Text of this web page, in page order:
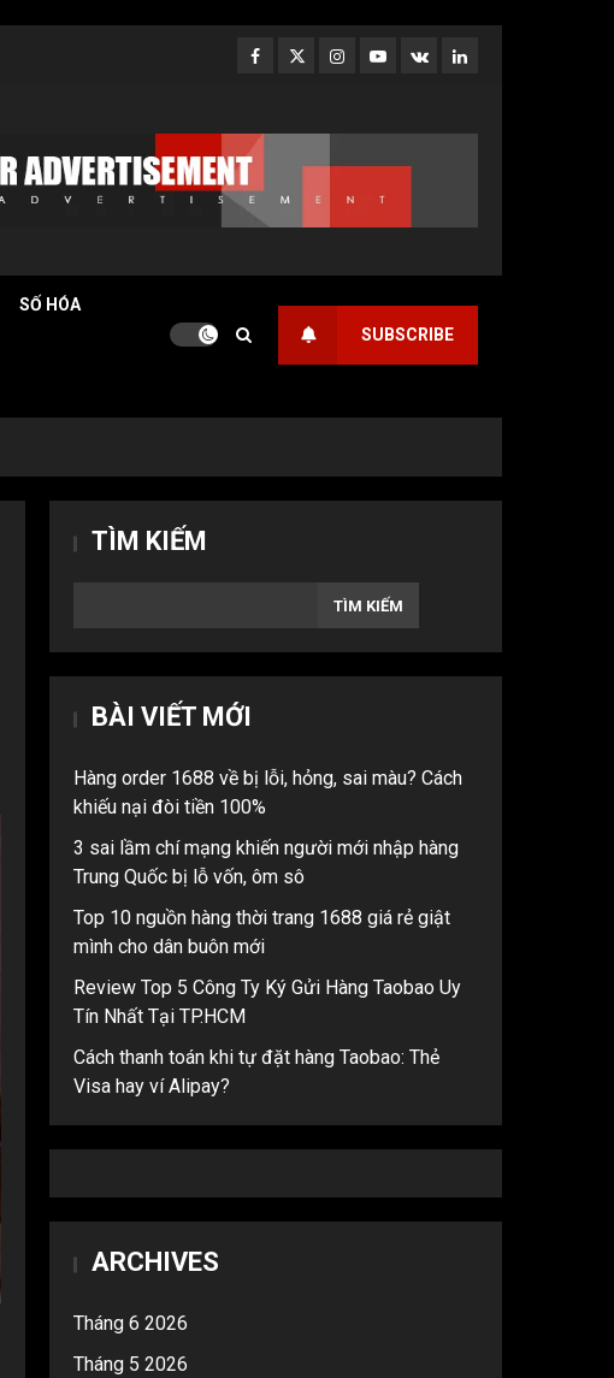
Facebook
TwitterInstagram
Youtube
VK LinkedIn
SỐ HÓA
SUBSCRIBE
TÌM KIẾM
TÌM KIẾM
BÀI VIẾT MỚI
Hàng order 1688 về bị lỗi, hỏng, sai màu? Cách
khiếu nại đòi tiền 100%
3 sai lầm chí mạng khiến người mới nhập hàng
Trung Quốc bị lỗ vốn, ôm sô
Top 10 nguồn hàng thời trang 1688 giá rẻ giật
mình cho dân buôn mới
Review Top 5 Công Ty Ký Gửi Hàng Taobao Uy
Tín Nhất Tại TP.HCM
Cách thanh toán khi tự đặt hàng Taobao: Thẻ
Visa hay ví Alipay?
ARCHIVES
Tháng 6 2026
Tháng 5 2026